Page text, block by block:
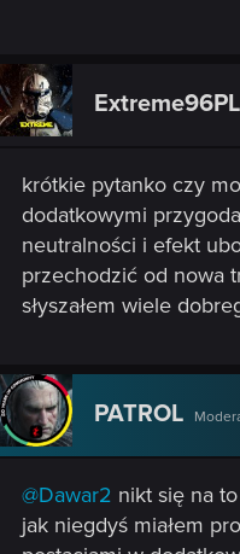
Extreme96PL
krótkie pytanko czy
dodatkowymi
neutralności i efekt
przechodzić od nowa
słyszałem wiele
PATROL
@Dawar2 nikt się na
jak niegdyś miałem